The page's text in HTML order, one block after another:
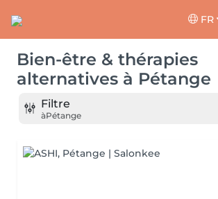
FR
Bien-être & thérapies
alternatives à Pétange
Filtre
àPétange